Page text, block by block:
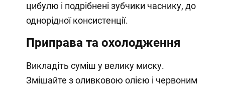
цибулю і подрібнені зубчики часнику, до
однорідної консистенції.
Приправа та охолодження
Викладіть суміш у велику миску.
Змішайте з оливковою олією і червоним